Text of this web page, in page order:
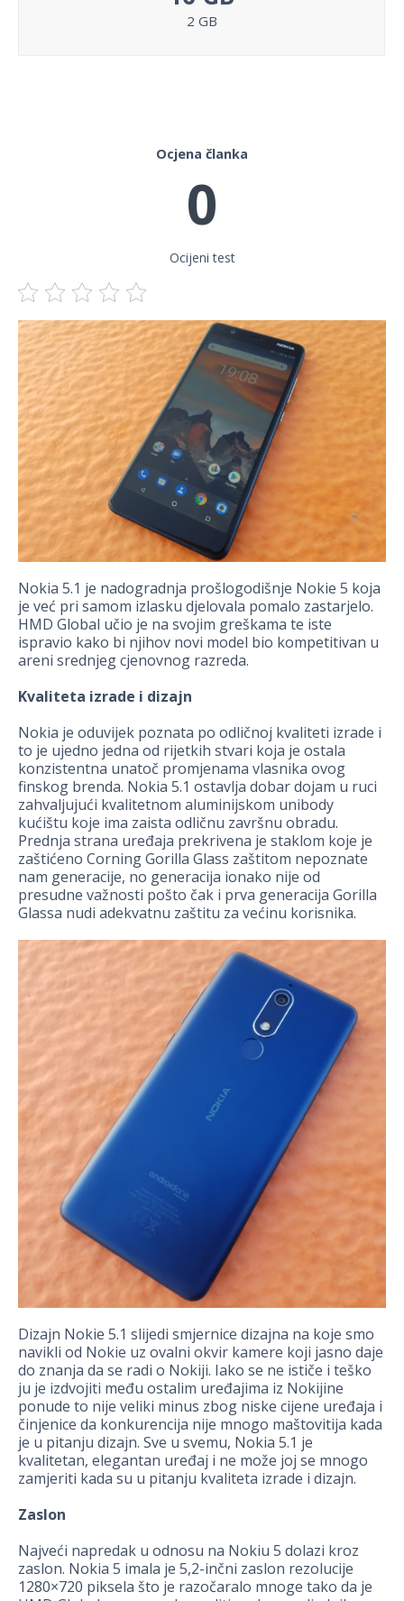
2 GB
Ocjena članka
0
Ocijeni test
Nokia 5.1 je nadogradnja prošlogodišnje Nokie 5 koja
je već pri samom izlasku djelovala pomalo zastarjelo.
HMD Global učio je na svojim greškama te iste
ispravio kako bi njihov novi model bio kompetitivan u
areni srednjeg cjenovnog razreda.
Kvaliteta izrade i dizajn
Nokia je oduvijek poznata po odličnoj kvaliteti izrade i
to je ujedno jedna od rijetkih stvari koja je ostala
konzistentna unatoč promjenama vlasnika ovog
finskog brenda. Nokia 5.1 ostavlja dobar dojam u ruci
zahvaljujući kvalitetnom aluminijskom unibody
kućištu koje ima zaista odličnu završnu obradu.
Prednja strana uređaja prekrivena je staklom koje je
zaštićeno Corning Gorilla Glass zaštitom nepoznate
nam generacije, no generacija ionako nije od
presudne važnosti pošto čak i prva generacija Gorilla
Glassa nudi adekvatnu zaštitu za većinu korisnika.
Dizajn Nokie 5.1 slijedi smjernice dizajna na koje smo
navikli od Nokie uz ovalni okvir kamere koji jasno daje
do znanja da se radi o Nokiji. Iako se ne ističe i teško
ju je izdvojiti među ostalim uređajima iz Nokijine
ponude to nije veliki minus zbog niske cijene uređaja i
činjenice da konkurencija nije mnogo maštovitija kada
je u pitanju dizajn. Sve u svemu, Nokia 5.1 je
kvalitetan, elegantan uređaj i ne može joj se mnogo
zamjeriti kada su u pitanju kvaliteta izrade i dizajn.
Zaslon
Najveći napredak u odnosu na Nokiu 5 dolazi kroz
zaslon. Nokia 5 imala je 5,2-inčni zaslon rezolucije
1280×720 piksela što je razočaralo mnoge tako da je